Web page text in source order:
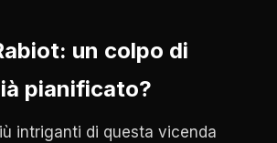
un colpo di
pianificato?
intriganti di questa vicenda